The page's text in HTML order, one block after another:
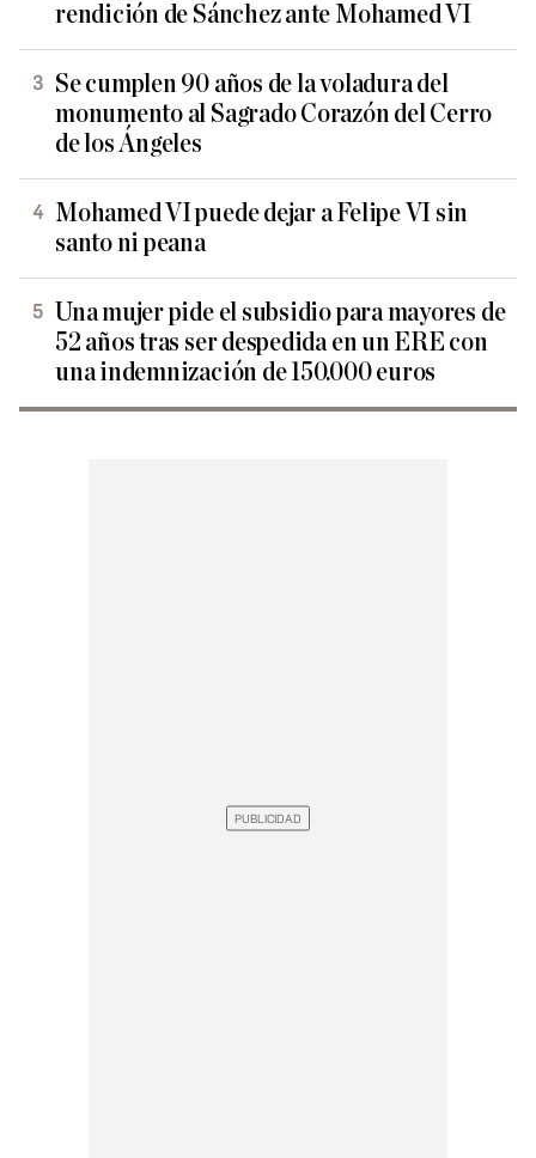
rendición de Sánchez ante Mohamed VI
Se cumplen 90 años de la voladura del
monumento al Sagrado Corazón del Cerro
de los Ángeles
Mohamed VI puede dejar a Felipe VI sin
santo ni peana
Una mujer pide el subsidio para mayores de
52 años tras ser despedida en un ERE con
una indemnización de 150.000 euros